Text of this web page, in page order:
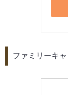
ファミリーキ